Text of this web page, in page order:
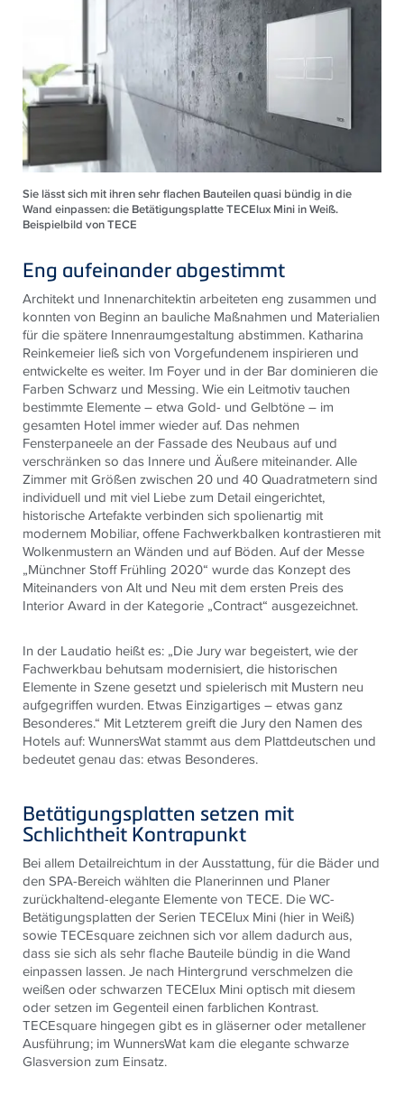
Sie lässt sich mit ihren sehr flachen Bauteilen quasi bündig in die
Wand einpassen: die Betätigungsplatte TECElux Mini in Weiß.
Beispielbild von TECE
Eng aufeinander abgestimmt
Architekt und Innenarchitektin arbeiteten eng zusammen und
konnten von Beginn an bauliche Maßnahmen und Materialien
für die spätere Innenraumgestaltung abstimmen. Katharina
Reinkemeier ließ sich von Vorgefundenem inspirieren und
entwickelte es weiter. Im Foyer und in der Bar dominieren die
Farben Schwarz und Messing. Wie ein Leitmotiv tauchen
bestimmte Elemente – etwa Gold- und Gelbtöne – im
gesamten Hotel immer wieder auf. Das nehmen
Fensterpaneele an der Fassade des Neubaus auf und
verschränken so das Innere und Äußere miteinander. Alle
Zimmer mit Größen zwischen 20 und 40 Quadratmetern sind
individuell und mit viel Liebe zum Detail eingerichtet,
historische Artefakte verbinden sich spolienartig mit
modernem Mobiliar, offene Fachwerkbalken kontrastieren mit
Wolkenmustern an Wänden und auf Böden. Auf der Messe
„Münchner Stoff Frühling 2020“ wurde das Konzept des
Miteinanders von Alt und Neu mit dem ersten Preis des
Interior Award in der Kategorie „Contract“ ausgezeichnet.
In der Laudatio heißt es: „Die Jury war begeistert, wie der
Fachwerkbau behutsam modernisiert, die historischen
Elemente in Szene gesetzt und spielerisch mit Mustern neu
aufgegriffen wurden. Etwas Einzigartiges – etwas ganz
Besonderes.“ Mit Letzterem greift die Jury den Namen des
Hotels auf: WunnersWat stammt aus dem Plattdeutschen und
bedeutet genau das: etwas Besonderes.
Betätigungsplatten setzen mit
Schlichtheit Kontrapunkt
Bei allem Detailreichtum in der Ausstattung, für die Bäder und
den SPA-Bereich wählten die Planerinnen und Planer
zurückhaltend-elegante Elemente von TECE. Die WC-
Betätigungsplatten der Serien TECElux Mini (hier in Weiß)
sowie TECEsquare zeichnen sich vor allem dadurch aus,
dass sie sich als sehr flache Bauteile bündig in die Wand
einpassen lassen. Je nach Hintergrund verschmelzen die
weißen oder schwarzen TECElux Mini optisch mit diesem
oder setzen im Gegenteil einen farblichen Kontrast.
TECEsquare hingegen gibt es in gläserner oder metallener
Ausführung; im WunnersWat kam die elegante schwarze
Glasversion zum Einsatz.